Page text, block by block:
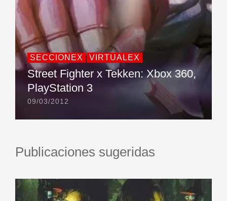
SECCIONEX VIRTUALEX
Street Fighter x Tekken: Xbox 360,
PlayStation 3
09/03/2012
Publicaciones sugeridas